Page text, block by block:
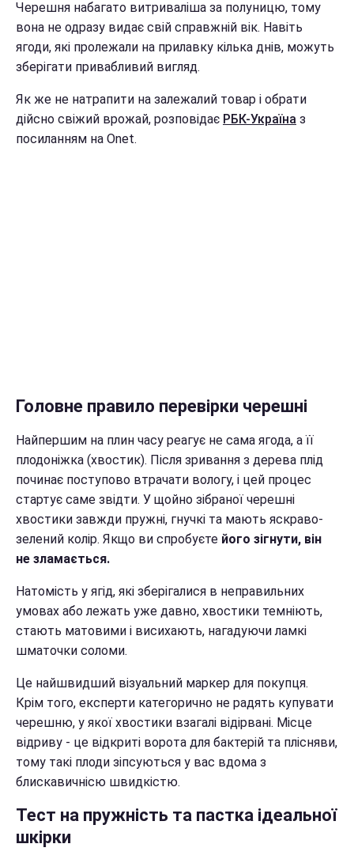
Черешня набагато витриваліша за полуницю, тому
вона не одразу видає свій справжній вік. Навіть
ягоди, які пролежали на прилавку кілька днів, можуть
зберігати привабливий вигляд.
Як же не натрапити на залежалий товар і обрати
дійсно свіжий врожай, розповідає РБК-Україна з
посиланням на Onet.
Головне правило перевірки черешні
Найпершим на плин часу реагує не сама ягода, а її
плодоніжка (хвостик). Після зривання з дерева плід
починає поступово втрачати вологу, і цей процес
стартує саме звідти. У щойно зібраної черешні
хвостики завжди пружні, гнучкі та мають яскраво-
зелений колір. Якщо ви спробуєте його зігнути, він
не зламається.
Натомість у ягід, які зберігалися в неправильних
умовах або лежать уже давно, хвостики темніють,
стають матовими і висихають, нагадуючи ламкі
шматочки соломи.
Це найшвидший візуальний маркер для покупця.
Крім того, експерти категорично не радять купувати
черешню, у якої хвостики взагалі відірвані. Місце
відриву - це відкриті ворота для бактерій та плісняви,
тому такі плоди зіпсуються у вас вдома з
блискавичнісю швидкістю.
Тест на пружність та пастка ідеальної
шкірки